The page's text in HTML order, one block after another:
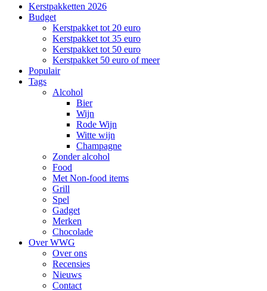
Kerstpakketten 2026
Budget
Kerstpakket tot 20 euro
Kerstpakket tot 35 euro
Kerstpakket tot 50 euro
Kerstpakket 50 euro of meer
Populair
Tags
Alcohol
Bier
Wijn
Rode Wijn
Witte wijn
Champagne
Zonder alcohol
Food
Met Non-food items
Grill
Spel
Gadget
Merken
Chocolade
Over WWG
Over ons
Recensies
Nieuws
Contact